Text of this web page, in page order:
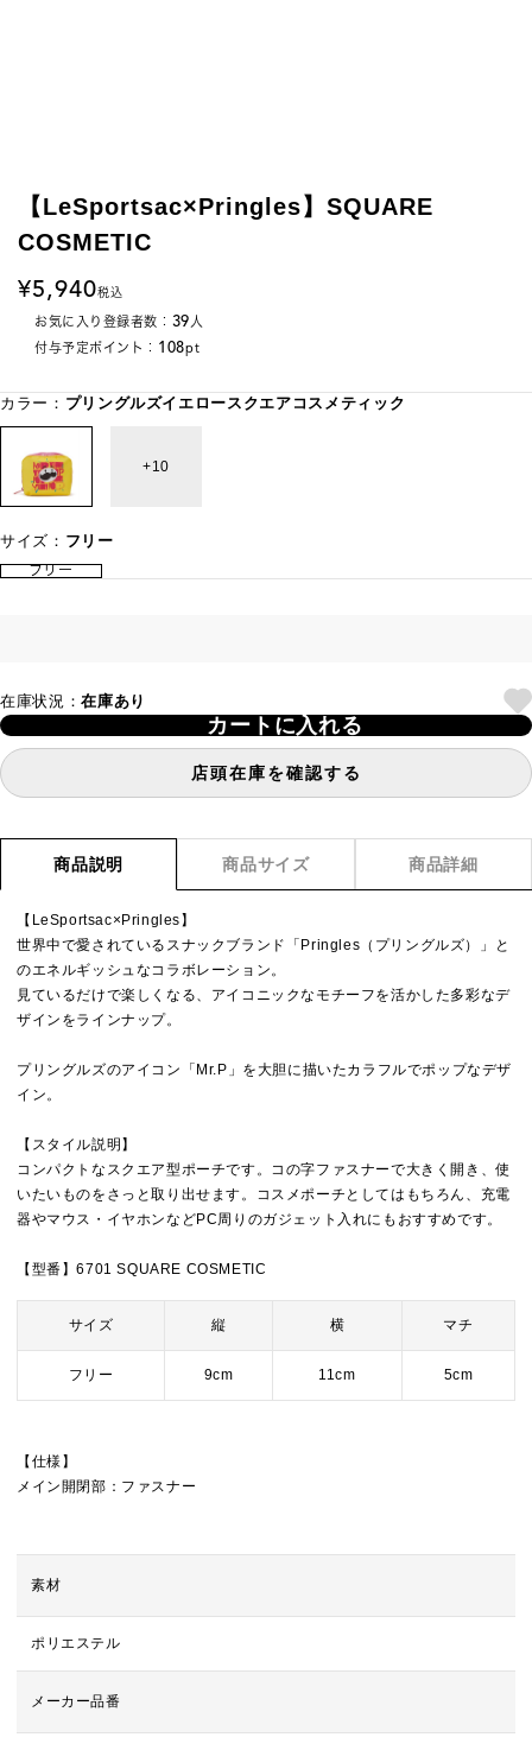
【LeSportsac×Pringles】SQUARE
COSMETIC
5,940税込
お気に入り登録者数： 39人
付与予定ポイント： 108pt
カラー： プリングルズイエロースクエアコスメティック
10
サイズ： フリー
フリー
在庫状況：在庫あり
カートに入れる
店頭在庫を確認する
商品説明 商品サイズ 商品詳細
【LeSportsac×Pringles】
世界中で愛されているスナックブランド「Pringles（プリングルズ）」と
のエネルギッシュなコラボレーション。
見ているだけで楽しくなる、アイコニックなモチーフを活かした多彩なデ
ザインをラインナップ。
プリングルズのアイコン「Mr.P」を大胆に描いたカラフルでポップなデザ
イン。
【スタイル説明】
コンパクトなスクエア型ポーチです。コの字ファスナーで大きく開き、使
いたいものをさっと取り出せます。コスメポーチとしてはもちろん、充電
器やマウス・イヤホンなどPC周りのガジェット入れにもおすすめです。
【型番】6701 SQUARE COSMETIC
サイズ 縦 横 マチ
フリー 9cm 11cm 5cm
【仕様】
メイン開閉部：ファスナー
素材
ポリエステル
メーカー品番